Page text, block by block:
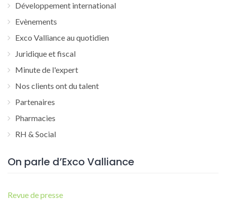
Développement international
Evènements
Exco Valliance au quotidien
Juridique et fiscal
Minute de l'expert
Nos clients ont du talent
Partenaires
Pharmacies
RH & Social
On parle d’Exco Valliance
Revue de presse